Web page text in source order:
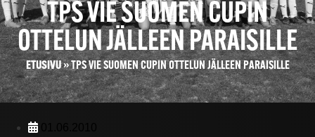
TPS VIE SUOMEN CUPIN
OTTELUN JÄLLEEN PARAISILLE
ETUSIVU»TPS VIE SUOMEN CUPIN OTTELUN JÄLLEEN PARAISILLE